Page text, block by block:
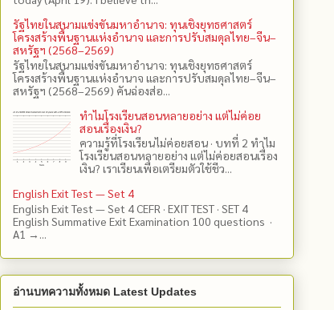
รัฐไทยในสนามแข่งขันมหาอำนาจ: ทุนเชิงยุทธศาสตร์
โครงสร้างพื้นฐานแห่งอำนาจ และการปรับสมดุลไทย–จีน–
สหรัฐฯ (2568–2569)
รัฐไทยในสนามแข่งขันมหาอำนาจ: ทุนเชิงยุทธศาสตร์
โครงสร้างพื้นฐานแห่งอำนาจ และการปรับสมดุลไทย–จีน–
สหรัฐฯ (2568–2569) คันฉ่องส่อ...
ทำไมโรงเรียนสอนหลายอย่าง แต่ไม่ค่อย
สอนเรื่องเงิน?
ความรู้ที่โรงเรียนไม่ค่อยสอน · บทที่ 2 ทำไม
โรงเรียนสอนหลายอย่าง แต่ไม่ค่อยสอนเรื่อง
เงิน? เราเรียนเพื่อเตรียมตัวใช้ชีว...
English Exit Test — Set 4
English Exit Test — Set 4 CEFR · EXIT TEST · SET 4
English Summative Exit Examination 100 questions ·
A1 →...
อ่านบทความทั้งหมด Latest Updates